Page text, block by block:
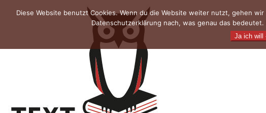
Diese Website benutzt Cookies. Wenn du die Website weiter nutzt, gehen
Datenschutzerklärung nach, was genau das
Ja ich will